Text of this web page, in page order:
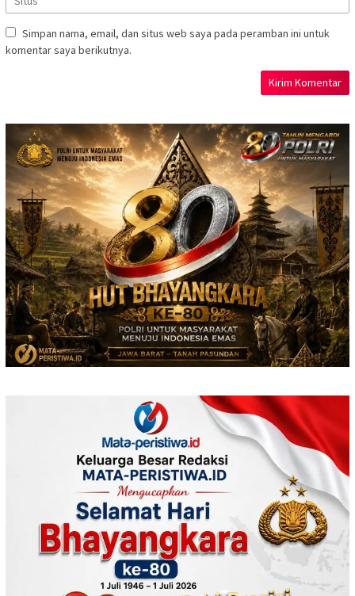
Simpan nama, email, dan situs web saya pada peramban ini untuk
komentar saya berikutnya.